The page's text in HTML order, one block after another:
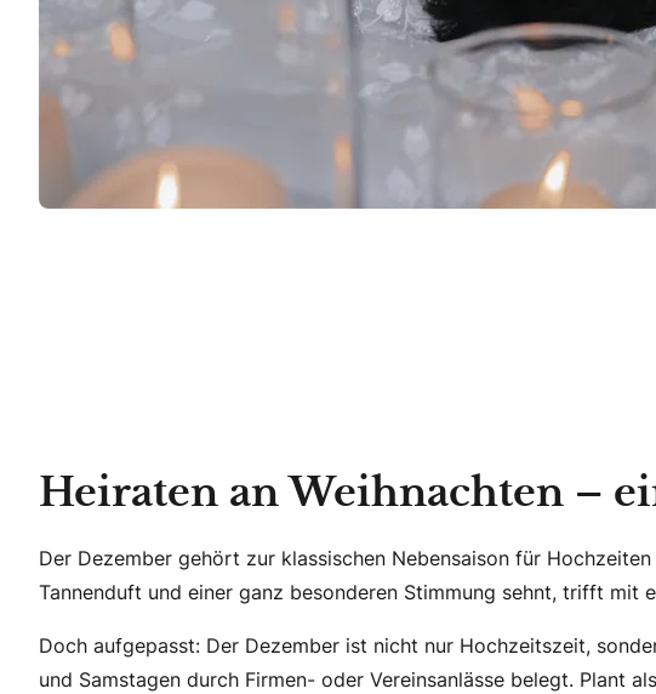
Heiraten an Weihnachten –
Der Dezember gehört zur klassischen Nebensaison für Hochzeiten
Tannenduft und einer ganz besonderen Stimmung sehnt, trifft
Doch aufgepasst: Der Dezember ist nicht nur Hochzeitszeit,
und Samstagen durch Firmen- oder Vereinsanlässe belegt. Plant